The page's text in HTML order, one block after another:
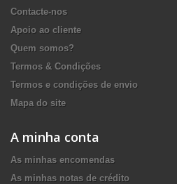
Contacte-nos
Apoio ao cliente
Quem somos?
Termos & Condições
Termos e condições de envio
Mapa do site
A minha conta
As minhas encomendas
As minhas notas de crédito